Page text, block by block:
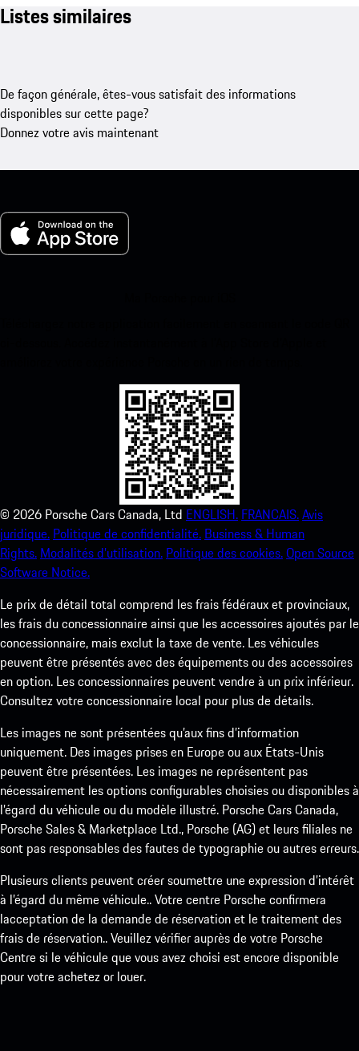
Listes similaires
De façon générale, êtes-vous satisfait des informations
disponibles sur cette page?
Donnez votre avis maintenant
© 2026 Porsche Cars Canada, Ltd ENGLISH. FRANCAIS.Avis
juridique. Politique de confidentialité. Business & Human
Rights. Modalités d’utilisation. Politique des cookies.Open Source
Software Notice.
Le prix de détail total comprend les frais fédéraux et provinciaux,
les frais du concessionnaire ainsi que les accessoires ajoutés par le
concessionnaire, mais exclut la taxe de vente. Les véhicules
peuvent être présentés avec des équipements ou des accessoires
en option. Les concessionnaires peuvent vendre à un prix inférieur.
Consultez votre concessionnaire local pour plus de détails.
Les images ne sont présentées qu’aux fins d’information
uniquement. Des images prises en Europe ou aux États-Unis
peuvent être présentées. Les images ne représentent pas
nécessairement les options configurables choisies ou disponibles à
l’égard du véhicule ou du modèle illustré. Porsche Cars Canada,
Porsche Sales & Marketplace Ltd., Porsche (AG) et leurs filiales ne
sont pas responsables des fautes de typographie ou autres erreurs.
Plusieurs clients peuvent créer soumettre une expression d’intérêt
à l’égard du même véhicule.. Votre centre Porsche confirmera
lacceptation de la demande de réservation et le traitement des
frais de réservation.. Veuillez vérifier auprès de votre Porsche
Centre si le véhicule que vous avez choisi est encore disponible
pour votre achetez or louer.